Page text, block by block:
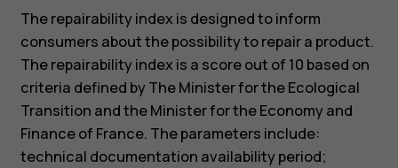
The repairability index is designed to inform
consumers about the possibility to repair a product.
The repairability index is a score out of 10 based on
criteria defined by The Minister for the Ecological
Transition and the Minister for the Economy and
Finance of France. The parameters include:
technical documentation availability period;